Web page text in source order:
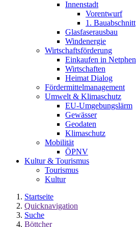
Innenstadt
Vorentwurf
1. Bauabschnitt
Glasfaserausbau
Windenergie
Wirtschaftsförderung
Einkaufen in Netphen
Wirtschaften
Heimat Dialog
Fördermittelmanagement
Umwelt & Klimaschutz
EU-Umgebungslärm
Gewässer
Geodaten
Klimaschutz
Mobilität
ÖPNV
Kultur & Tourismus
Tourismus
Kultur
Startseite
Quicknavigation
Suche
Böttcher